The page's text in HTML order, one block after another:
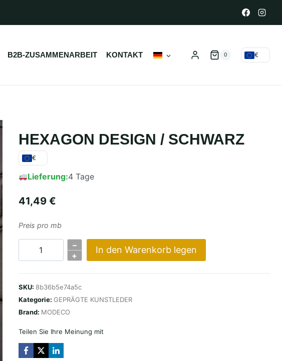
B2B-ZUSAMMENARBEIT KONTAKT 0 €
HEXAGON DESIGN / SCHWARZ
€
Lieferung:4 Tage
41,49 €
Preis pro mb
HEXAGON
CZARNA
Menge
–
+
In den Warenkorb legen
SKU: 8b36b5e74a5c
Kategorie: GEPRÄGTE KUNSTLEDER
Brand: MODECO
Teilen Sie Ihre Meinung mit